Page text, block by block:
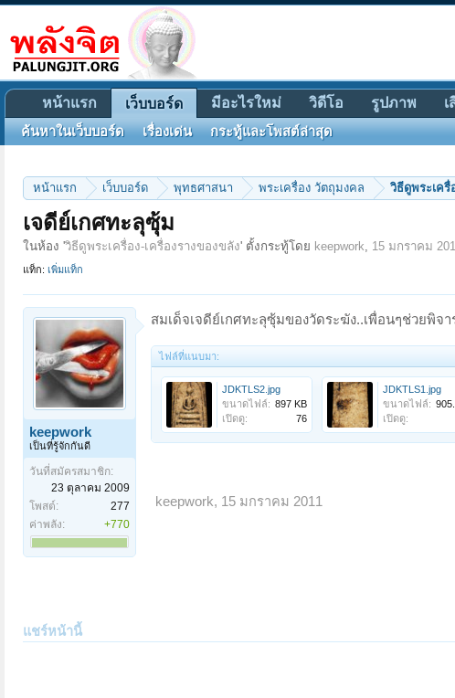
หน้าแรก เว็บบอร์ด พุทธศาสนา พระเครื่อง วัตถุมงคล วิธีดูพระเครื่
เจดีย์เกศทะลุซุ้ม
ในห้อง 'วิธีดูพระเครื่อง-เครื่องรางของขลัง' ตั้งกระทู้โดย keepwork, 15 มกราคม
แท็ก: เพิ่มแท็ก
keepwork
เป็นที่รู้จักกันดี
วันที่สมัครสมาชิก:
23 ตุลาคม 2009
โพสต์:
277
ค่าพลัง:
+770
สมเด็จเจดีย์เกศทะลุซุ้มของวัดระฆัง..เพื่อนๆช่วยพิ
ไฟล์ที่แนบมา:
JDKTLS2.jpg
ขนาดไฟล์: 897 KB
เปิดดู:
76
JDKTLS1.jpg
ขนาดไฟล์:
เปิดดู:
keepwork, 15 มกราคม 2011
แชร์หน้านี้
หน้าแรก เว็บบอร์ด
ค้นหาในเว็บบอร์ด เรื่องเด่น กระทู้และโพสต์ล่าสุด
มีอะไรใหม่ วิดีโอ รูปภาพ